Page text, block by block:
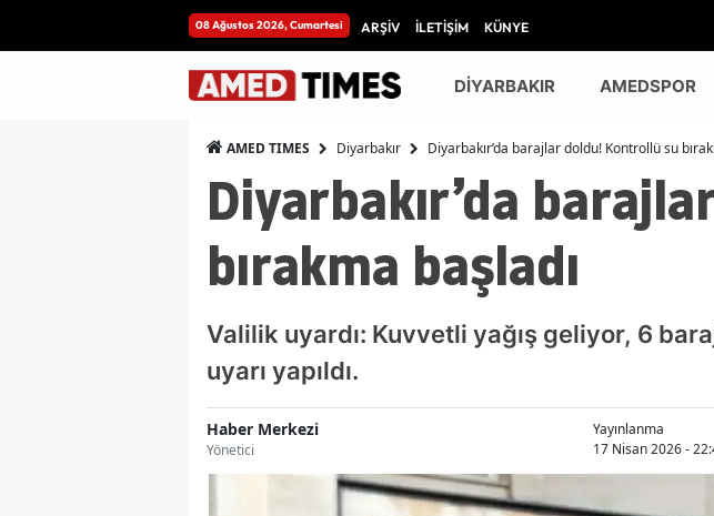
08 Ağustos 2026, Cumartesi ARŞİV İLETİŞİM KÜNYE
DİYARBAKIR AMEDSPOR
AMED TIMES Diyarbakır Diyarbakır’da barajlar doldu! Kontrollü su
Diyarbakır’da
bırakma başladı
Valilik uyardı: Kuvvetli yağış geliyor, 6
uyarı yapıldı.
Haber Merkezi
Yönetici
Yayınlanma
17 Nisan 2026 -